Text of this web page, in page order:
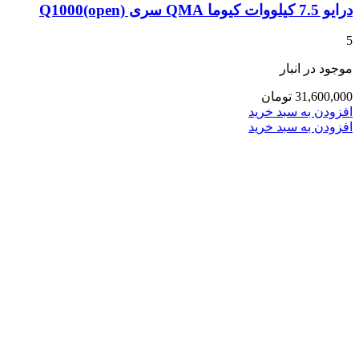
درایو 7.5 کیلووات کیوما QMA سری Q1000(open)
5
موجود در انبار
31,600,000 تومان
افزودن به سبد خرید
افزودن به سبد خرید